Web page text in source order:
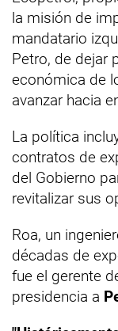
la misión de
mandatario
Petro, de dejar
económica de
avanzar hacia
La política
contratos de
del Gobierno
revitalizar sus
Roa, un
décadas de
fue el gerente
presidencia a